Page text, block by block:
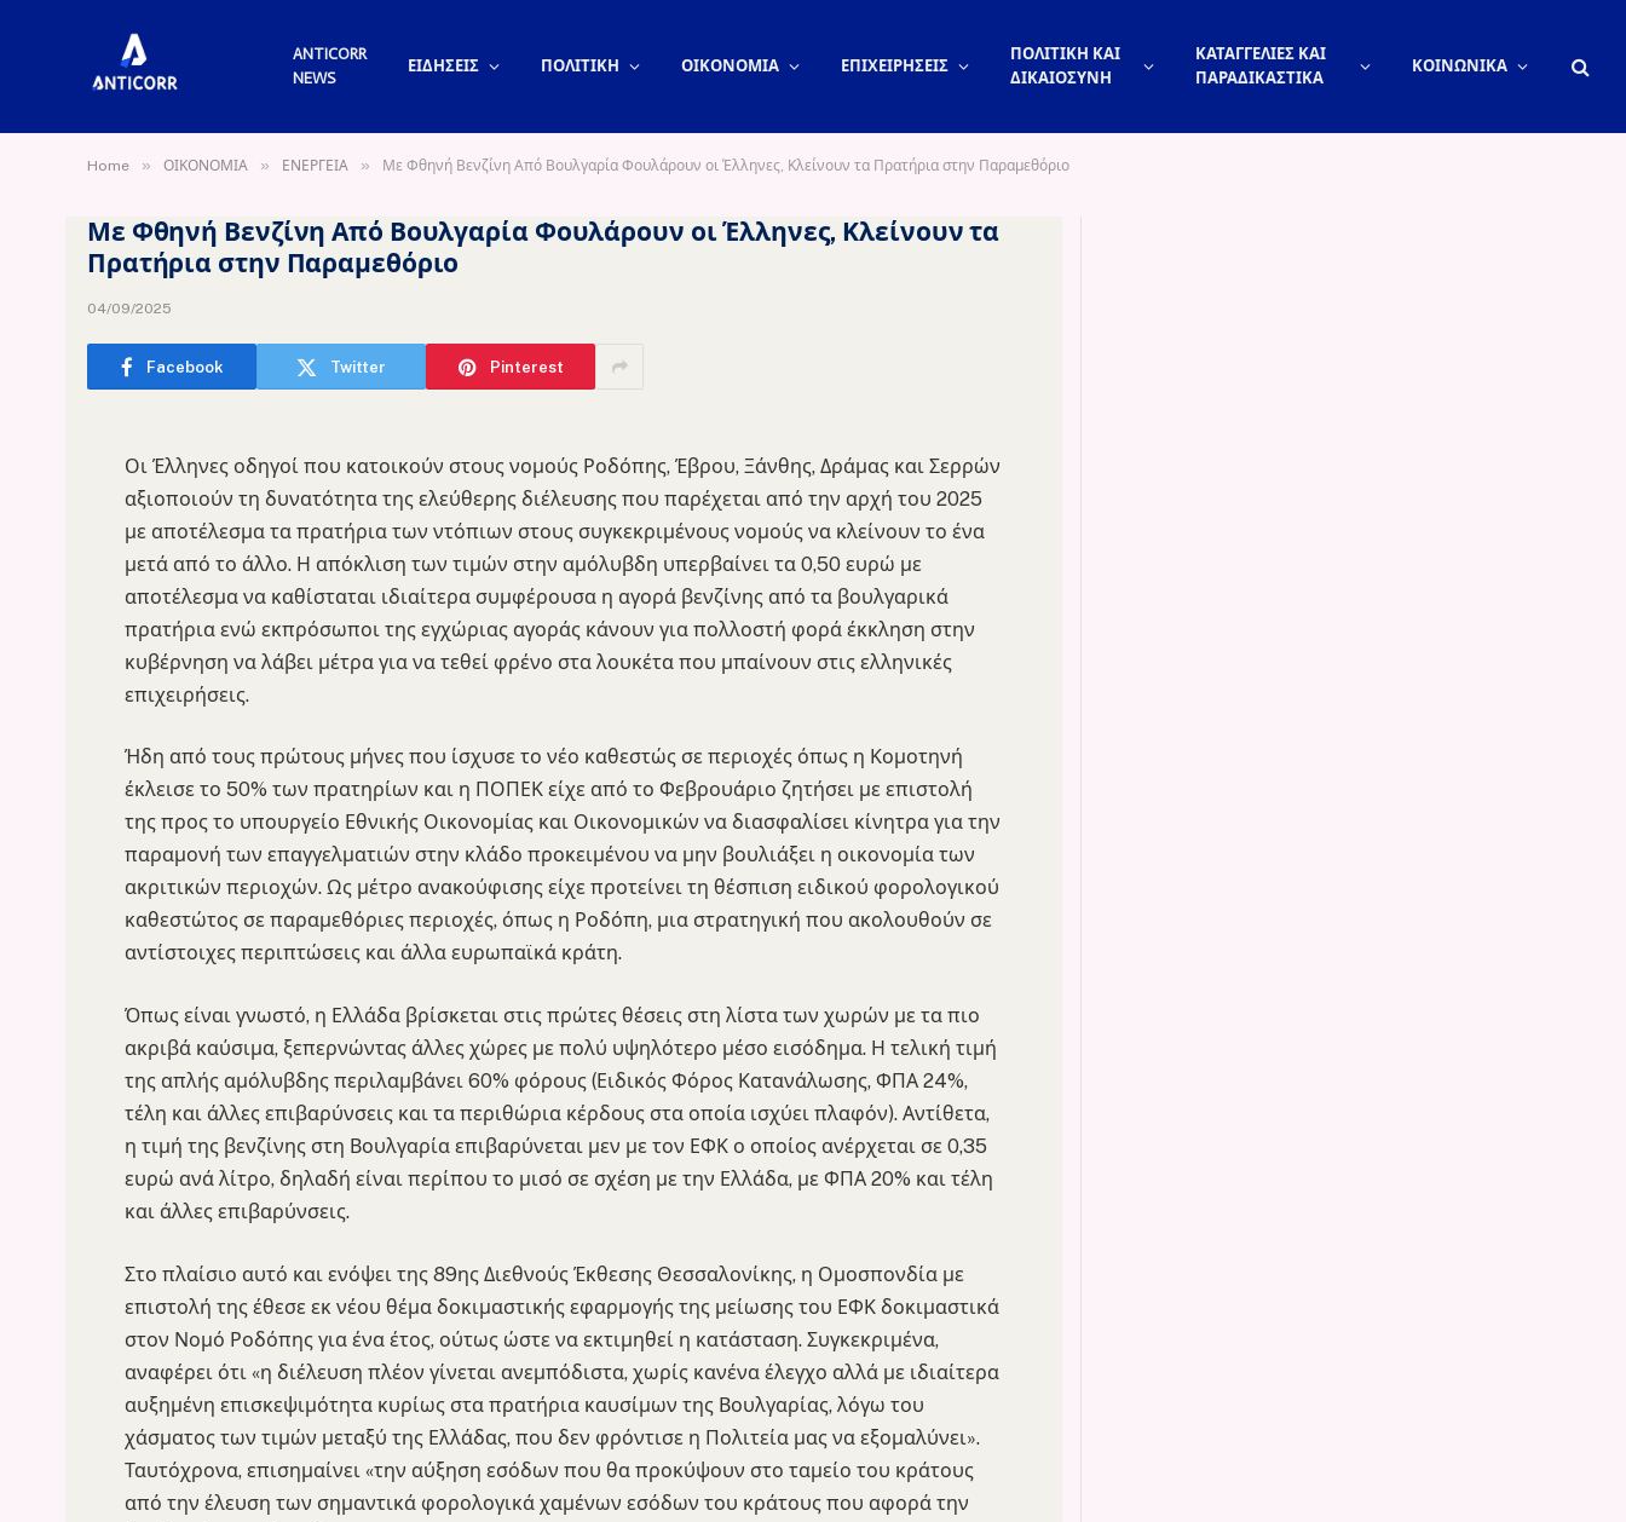
ANTICORR
NEWS
ΕΙΔΗΣΕΙΣ ΠΟΛΙΤΙΚΗ ΟΙΚΟΝΟΜΙΑ ΕΠΙΧΕΙΡΗΣΕΙΣ
ΠΟΛΙΤΙΚΗ ΚΑΙ
ΔΙΚΑΙΟΣΥΝΗ
ΚΑΤΑΓΓΕΛΙΕΣ ΚΑΙ
ΠΑΡΑΔΙΚΑΣΤΙΚΑ
ΚΟΙΝΩΝΙΚΑ
Home » ΟΙΚΟΝΟΜΙΑ » ΕΝΕΡΓΕΙΑ » Με Φθηνή Βενζίνη Από Βουλγαρία Φουλάρουν οι Έλληνες, Κλείνουν τα Πρατήρια στην Παραμεθόριο
Με Φθηνή Βενζίνη Από Βουλγαρία Φουλάρουν οι Έλληνες, Κλείνουν τα
Πρατήρια στην Παραμεθόριο
04/09/2025
Facebook Twitter Pinterest
Οι Έλληνες οδηγοί που κατοικούν στους νομούς Ροδόπης, Έβρου, Ξάνθης, Δράμας και Σερρών
αξιοποιούν τη δυνατότητα της ελεύθερης διέλευσης που παρέχεται από την αρχή του 2025
με αποτέλεσμα τα πρατήρια των ντόπιων στους συγκεκριμένους νομούς να κλείνουν το ένα
μετά από το άλλο. Η απόκλιση των τιμών στην αμόλυβδη υπερβαίνει τα 0,50 ευρώ με
αποτέλεσμα να καθίσταται ιδιαίτερα συμφέρουσα η αγορά βενζίνης από τα βουλγαρικά
πρατήρια ενώ εκπρόσωποι της εγχώριας αγοράς κάνουν για πολλοστή φορά έκκληση στην
κυβέρνηση να λάβει μέτρα για να τεθεί φρένο στα λουκέτα που μπαίνουν στις ελληνικές
επιχειρήσεις.
Ήδη από τους πρώτους μήνες που ίσχυσε το νέο καθεστώς σε περιοχές όπως η Κομοτηνή
έκλεισε το 50% των πρατηρίων και η ΠΟΠΕΚ είχε από το Φεβρουάριο ζητήσει με επιστολή
της προς το υπουργείο Εθνικής Οικονομίας και Οικονομικών να διασφαλίσει κίνητρα για την
παραμονή των επαγγελματιών στην κλάδο προκειμένου να μην βουλιάξει η οικονομία των
ακριτικών περιοχών. Ως μέτρο ανακούφισης είχε προτείνει τη θέσπιση ειδικού φορολογικού
καθεστώτος σε παραμεθόριες περιοχές, όπως η Ροδόπη, μια στρατηγική που ακολουθούν σε
αντίστοιχες περιπτώσεις και άλλα ευρωπαϊκά κράτη.
Όπως είναι γνωστό, η Ελλάδα βρίσκεται στις πρώτες θέσεις στη λίστα των χωρών με τα πιο
ακριβά καύσιμα, ξεπερνώντας άλλες χώρες με πολύ υψηλότερο μέσο εισόδημα. Η τελική τιμή
της απλής αμόλυβδης περιλαμβάνει 60% φόρους (Ειδικός Φόρος Κατανάλωσης, ΦΠΑ 24%,
τέλη και άλλες επιβαρύνσεις και τα περιθώρια κέρδους στα οποία ισχύει πλαφόν). Αντίθετα,
η τιμή της βενζίνης στη Βουλγαρία επιβαρύνεται μεν με τον ΕΦΚ ο οποίος ανέρχεται σε 0,35
ευρώ ανά λίτρο, δηλαδή είναι περίπου το μισό σε σχέση με την Ελλάδα, με ΦΠΑ 20% και τέλη
και άλλες επιβαρύνσεις.
Στο πλαίσιο αυτό και ενόψει της 89ης Διεθνούς Έκθεσης Θεσσαλονίκης, η Ομοσπονδία με
επιστολή της έθεσε εκ νέου θέμα δοκιμαστικής εφαρμογής της μείωσης του ΕΦΚ δοκιμαστικά
στον Νομό Ροδόπης για ένα έτος, ούτως ώστε να εκτιμηθεί η κατάσταση. Συγκεκριμένα,
αναφέρει ότι «η διέλευση πλέον γίνεται ανεμπόδιστα, χωρίς κανένα έλεγχο αλλά με ιδιαίτερα
αυξημένη επισκεψιμότητα κυρίως στα πρατήρια καυσίμων της Βουλγαρίας, λόγω του
χάσματος των τιμών μεταξύ της Ελλάδας, που δεν φρόντισε η Πολιτεία μας να εξομαλύνει».
Ταυτόχρονα, επισημαίνει «την αύξηση εσόδων που θα προκύψουν στο ταμείο του κράτους
από την έλευση των σημαντικά φορολογικά χαμένων εσόδων του κράτους που αφορά την